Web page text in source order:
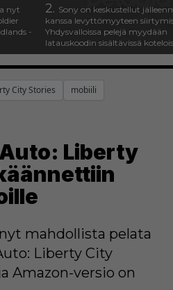
nyt
-
2. Sony on keskustellut
kanssa levyttömyyteen
Yhdysvalloissa pelejä myydään
latauskoodin sisältävissä
City Stories
mobiili
Liberty
mahdollista pelata
Liberty City
Amazon-versio on